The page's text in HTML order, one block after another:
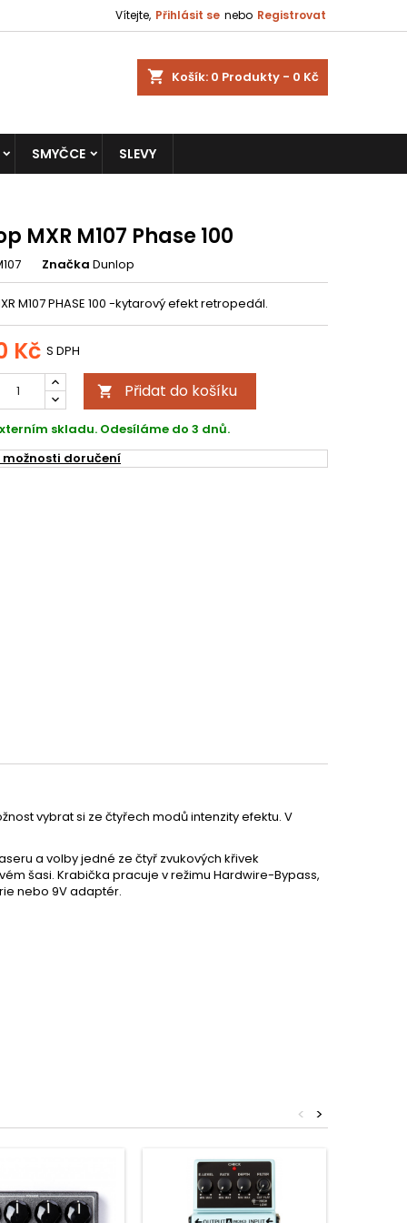
Vítejte, Přihlásit se nebo Registrovat
shopping_cart Košík: 0 Produkty - 0 Kč
SMYČCE SLEVY
MXR M107 Phase 100
Značka Dunlop
M107 PHASE 100 -kytarový efekt retropedál.
Kč S DPH
 Přidat do košíku
skladu. Odesíláme do 3 dnů.
možnosti doručení
vybrat si ze čtyřech modů intenzity efektu. V
a volby jedné ze čtyř zvukových křivek
šasi. Krabička pracuje v režimu Hardwire-Bypass,
nebo 9V adaptér.
>
<